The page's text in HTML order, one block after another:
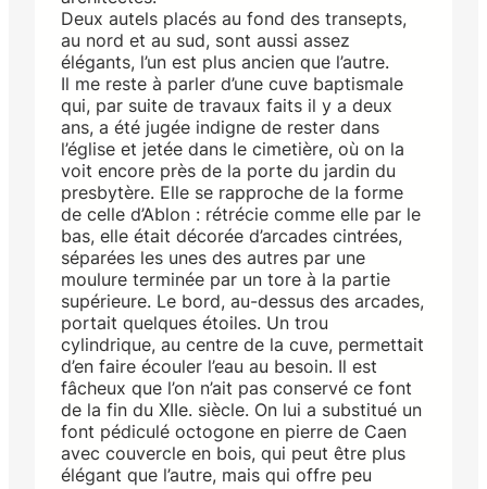
Deux autels placés au fond des transepts,
au nord et au sud, sont aussi assez
élégants, l’un est plus ancien que l’autre.
Il me reste à parler d’une cuve baptismale
qui, par suite de travaux faits il y a deux
ans, a été jugée indigne de rester dans
l’église et jetée dans le cimetière, où on la
voit encore près de la porte du jardin du
presbytère. Elle se rapproche de la forme
de celle d’Ablon : rétrécie comme elle par le
bas, elle était décorée d’arcades cintrées,
séparées les unes des autres par une
moulure terminée par un tore à la partie
supérieure. Le bord, au-dessus des arcades,
portait quelques étoiles. Un trou
cylindrique, au centre de la cuve, permettait
d’en faire écouler l’eau au besoin. Il est
fâcheux que l’on n’ait pas conservé ce font
de la fin du XIIe. siècle. On lui a substitué un
font pédiculé octogone en pierre de Caen
avec couvercle en bois, qui peut être plus
élégant que l’autre, mais qui offre peu